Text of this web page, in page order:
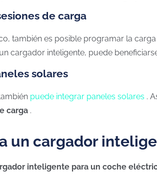
de carga
también es posible programar la
cargador inteligente, puede
solares
puede integrar paneles solares .
carga .
un cargador
inteligente para un coche